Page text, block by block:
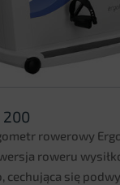
rowerowy
roweru
cechująca się